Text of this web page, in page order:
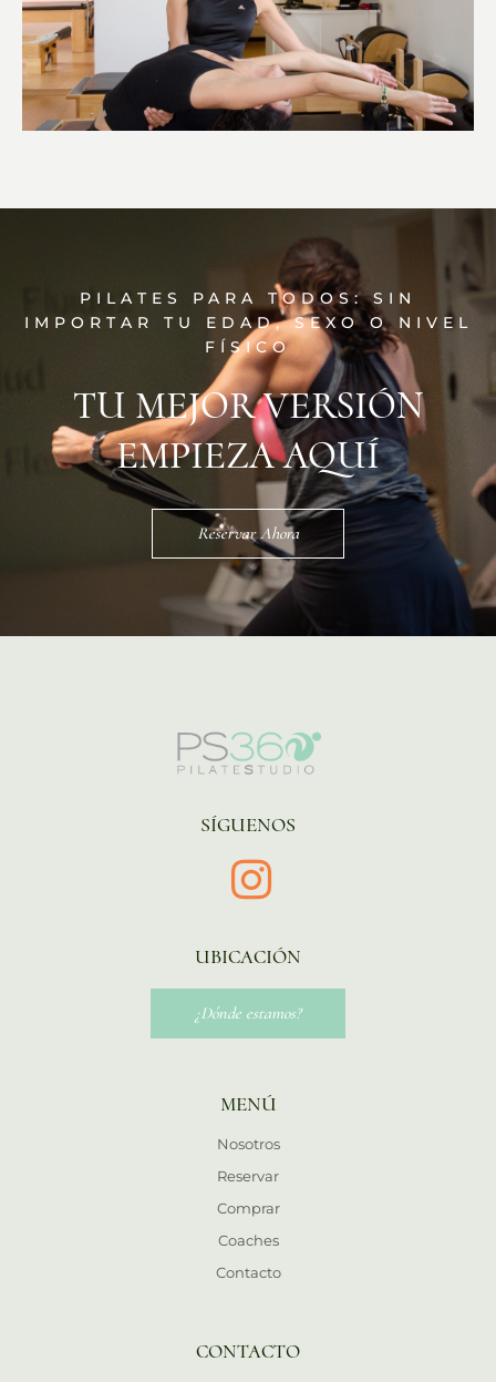
PILATES PARA TODOS: SIN
IMPORTAR TU EDAD, SEXO O NIVEL
FÍSICO
TU MEJOR VERSIÓN
EMPIEZA AQUÍ
Reservar Ahora
SÍGUENOS
UBICACIÓN
¿Dónde estamos?
MENÚ
Nosotros
Reservar
Comprar
Coaches
Contacto
CONTACTO